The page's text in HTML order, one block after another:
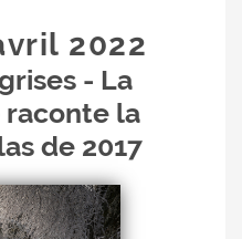
2022
- La
la
de 2017